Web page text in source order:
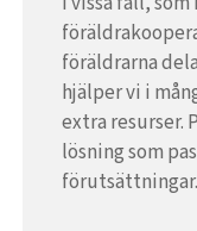
föräldrarna
hjälper vi i
extra resurser.
lösning som